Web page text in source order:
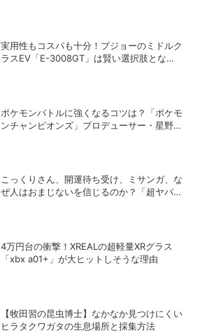
実用性もコスパも十分！プジョーのミドルク
ラスEV「E-3008GT」は賢い選択肢となり
ポケモンバトルに強くなるコツは？「ポケモ
ンチャンピオンズ」プロデューサー・星野正
こっくりさん、開運待ち受け、ミサンガ、な
ぜ人はおまじないを信じるのか？「超ヤバイ
4万円台の衝撃！XREALの超軽量XRグラス
「xbx a01+」が大ヒットしそうな理由
【牧田習の昆虫博士】なかなか見つけにくい
ヒラタクワガタの生息場所と採集方法